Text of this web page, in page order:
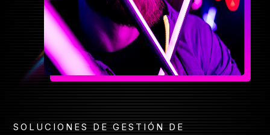
CONTACTO
CONTACTO
SOLUCIONES DE GESTIÓN DE